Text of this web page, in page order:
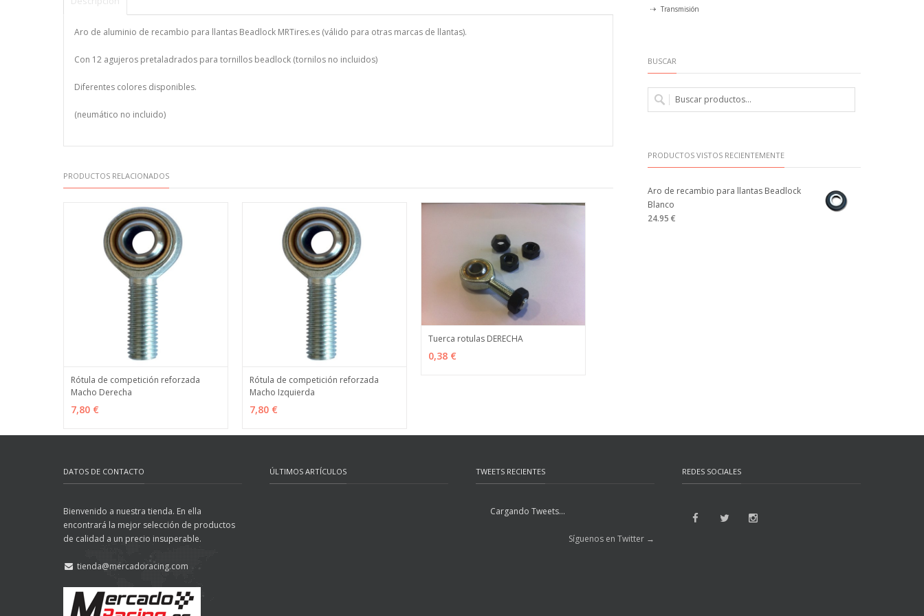
Aro de aluminio de recambio para llantas Beadlock MRTires.es (válido para otras marcas de llantas).
Con 12 agujeros pretaladrados para tornillos beadlock (tornilos no incluidos)
Diferentes colores disponibles.
(neumático no incluido)
PRODUCTOS RELACIONADOS
VER OPCIONES
Rótula de competición reforzada
Macho Derecha
7,80 €
VER OPCIONES
Rótula de competición reforzada
Macho Izquierda
7,80 €
VER OPCIONES
Tuerca rotulas DERECHA
0,38 €
Transmisión
BUSCAR
PRODUCTOS VISTOS RECIENTEMENTE
Aro de recambio para llantas Beadlock
Blanco
24.95 €
DATOS DE CONTACTO
Bienvenido a nuestra tienda. En ella
encontrará la mejor selección de productos
de calidad a un precio insuperable.
tienda@mercadoracing.com
ÚLTIMOS ARTÍCULOS TWEETS RECIENTES
Cargando Tweets...
Síguenos en Twitter →
REDES SOCIALES